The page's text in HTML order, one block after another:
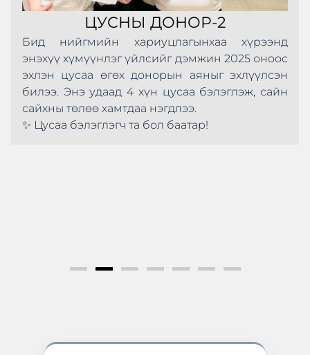
ЦУСНЫ ДОНОР-2
Бид нийгмийн хариуцлагынхаа хүрээнд
энэхүү хүмүүнлэг үйлсийг дэмжин 2025 оноос
эхлэн цусаа өгөх донорын аяныг эхлүүлсэн
билээ. Энэ удаад 4 хүн цусаа бэлэглэж, сайн
сайхны төлөө хамтдаа нэгдлээ.
✨ Цусаа бэлэглэгч та бол баатар!